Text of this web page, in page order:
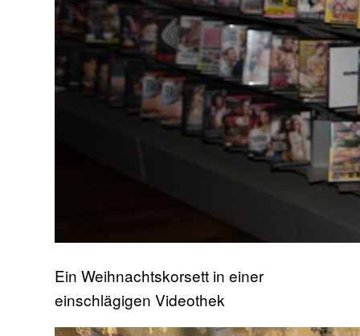
Ein Weihnachtskorsett in einer
einschlägigen Videothek